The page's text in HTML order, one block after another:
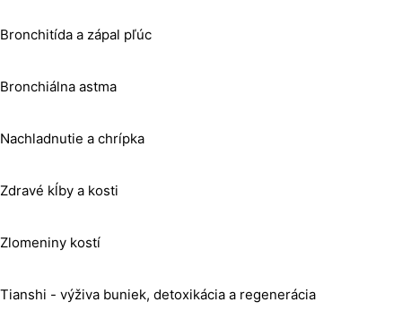
Bronchitída a zápal pľúc
Bronchiálna astma
Nachladnutie a chrípka
Zdravé kĺby a kosti
Zlomeniny kostí
Tianshi - výživa buniek, detoxikácia a regenerácia